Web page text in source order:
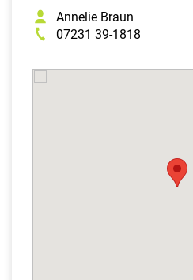
Annelie Braun
07231 39-1818